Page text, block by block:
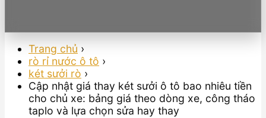
Trang chủ ›
rò rỉ nước ô tô ›
két sưởi rò ›
Cập nhật giá thay két sưởi ô tô bao nhiêu tiền
cho chủ xe: bảng giá theo dòng xe, công tháo
taplo và lựa chọn sửa hay thay